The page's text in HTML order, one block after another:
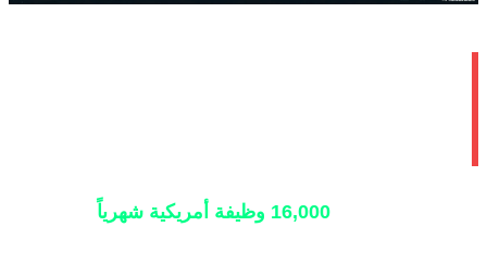
16,000 وظيفة أمريكية شهرياً
. هذا تقدير